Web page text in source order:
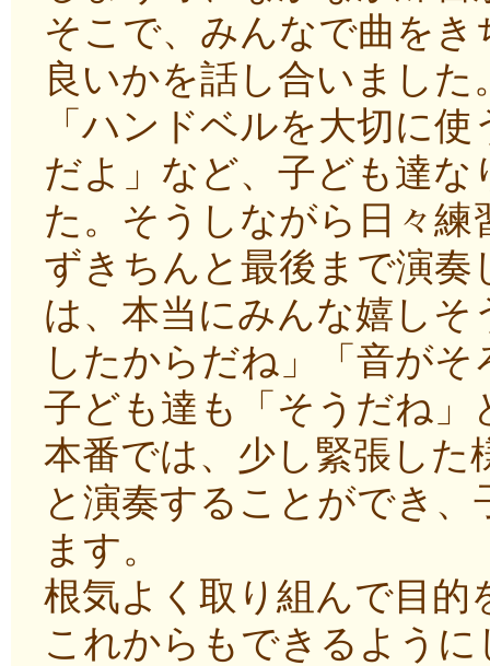
そこで、みんなで曲を
良いかを話し合いまし
「ハンドベルを大切に
だよ」など、子ども達
た。そうしながら日々
ずきちんと最後まで演
は、本当にみんな嬉し
したからだね」「音が
子ども達も「そうだね
本番では、少し緊張し
と演奏することができ
ます。
根気よく取り組んで目的
これからもできるよう